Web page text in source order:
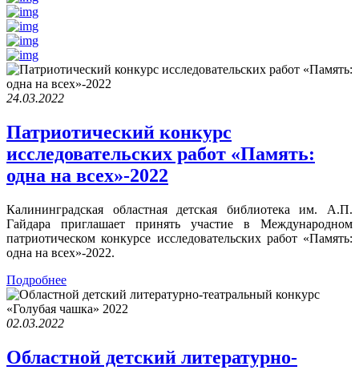
24.03.2022
Патриотический конкурс
исследовательских работ «Память:
одна на всех»-2022
Калининградская областная детская библиотека им. А.П.
Гайдара приглашает принять участие в Международном
патриотическом конкурсе исследовательских работ «Память:
одна на всех»-2022.
Подробнее
02.03.2022
Областной детский литературно-